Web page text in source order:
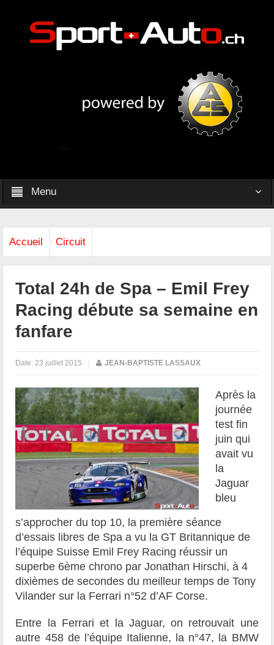
Menu
Accueil Circuit
Total 24h de Spa – Emil Frey
Racing débute sa semaine en
fanfare
Date: 23 juillet 2015 | JEAN-BAPTISTE LASSAUX
Après la
journée
test fin
juin qui
avait vu
la
Jaguar
bleu
s’approcher du top 10, la première séance
d’essais libres de Spa a vu la GT Britannique de
l’équipe Suisse Emil Frey Racing réussir un
superbe 6ème chrono par Jonathan Hirschi, à 4
dixièmes de secondes du meilleur temps de Tony
Vilander sur la Ferrari n°52 d’AF Corse.
Entre la Ferrari et la Jaguar, on retrouvait une
autre 458 de l’équipe Italienne, la n°47, la BMW